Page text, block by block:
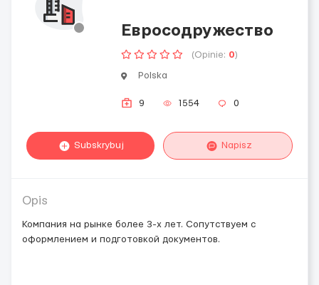
Евросодружество
(Opinie: 0)
Polska
9 1554 0
Subskrybuj Napisz
Opis
Компания на рынке более 3-х лет. Сопутствуем с
оформлением и подготовкой документов.